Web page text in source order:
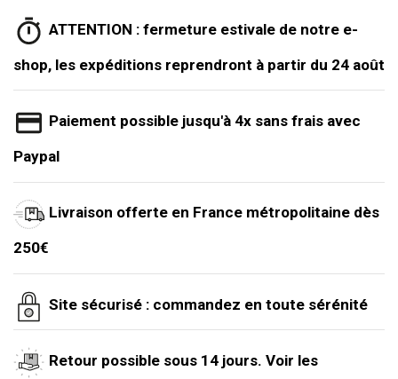
ATTENTION : fermeture estivale de notre e-
shop, les expéditions reprendront à partir du 24 août
Paiement possible jusqu'à 4x sans frais avec
Paypal
Livraison offerte en France métropolitaine dès
250€
Site sécurisé : commandez en toute sérénité
Retour possible sous 14 jours. Voir les